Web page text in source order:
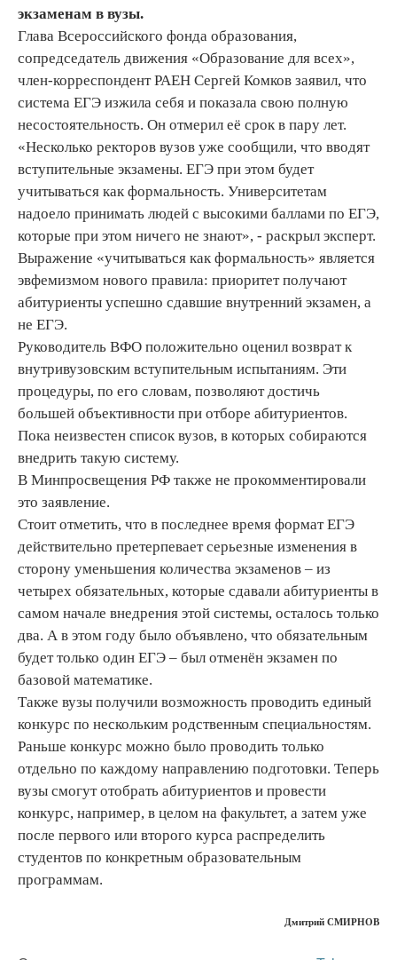
экзаменам в вузы.
Глава Всероссийского фонда образования,
сопредседатель движения «Образование для всех»,
член-корреспондент РАЕН Сергей Комков заявил, что
система ЕГЭ изжила себя и показала свою полную
несостоятельность. Он отмерил её срок в пару лет.
«Несколько ректоров вузов уже сообщили, что вводят
вступительные экзамены. ЕГЭ при этом будет
учитываться как формальность. Университетам
надоело принимать людей с высокими баллами по ЕГЭ,
которые при этом ничего не знают», - раскрыл эксперт.
Выражение «учитываться как формальность» является
эвфемизмом нового правила: приоритет получают
абитуриенты успешно сдавшие внутренний экзамен, а
не ЕГЭ.
Руководитель ВФО положительно оценил возврат к
внутривузовским вступительным испытаниям. Эти
процедуры, по его словам, позволяют достичь
большей объективности при отборе абитуриентов.
Пока неизвестен список вузов, в которых собираются
внедрить такую систему.
В Минпросвещения РФ также не прокомментировали
это заявление.
Стоит отметить, что в последнее время формат ЕГЭ
действительно претерпевает серьезные изменения в
сторону уменьшения количества экзаменов – из
четырех обязательных, которые сдавали абитуриенты в
самом начале внедрения этой системы, осталось только
два. А в этом году было объявлено, что обязательным
будет только один ЕГЭ – был отменён экзамен по
базовой математике.
Также вузы получили возможность проводить единый
конкурс по нескольким родственным специальностям.
Раньше конкурс можно было проводить только
отдельно по каждому направлению подготовки. Теперь
вузы смогут отобрать абитуриентов и провести
конкурс, например, в целом на факультет, а затем уже
после первого или второго курса распределить
студентов по конкретным образовательным
программам.
Дмитрий СМИРНОВ